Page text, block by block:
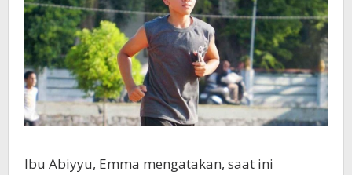
Ibu Abiyyu, Emma mengatakan, saat ini